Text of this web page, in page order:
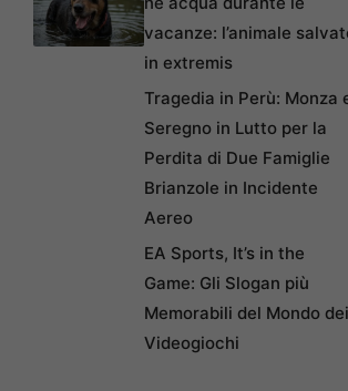
vacanze: l’animale
in extremis
Tragedia in Perù: Monza
Seregno in Lutto per la
Perdita di Due Famiglie
Brianzole in Incidente
Aereo
EA Sports, It’s in the
Game: Gli Slogan più
Memorabili del Mondo dei
Videogiochi